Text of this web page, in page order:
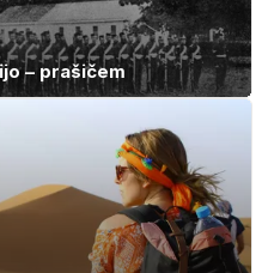
– prašičem